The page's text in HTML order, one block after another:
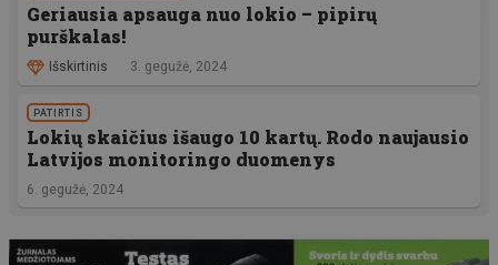
Geriausia apsauga nuo lokio – pipirų
purškalas!
Išskirtinis 3. gegužė, 2024
PATIRTIS
Lokių skaičius išaugo 10 kartų. Rodo naujausio
Latvijos monitoringo duomenys
6. gegužė, 2024